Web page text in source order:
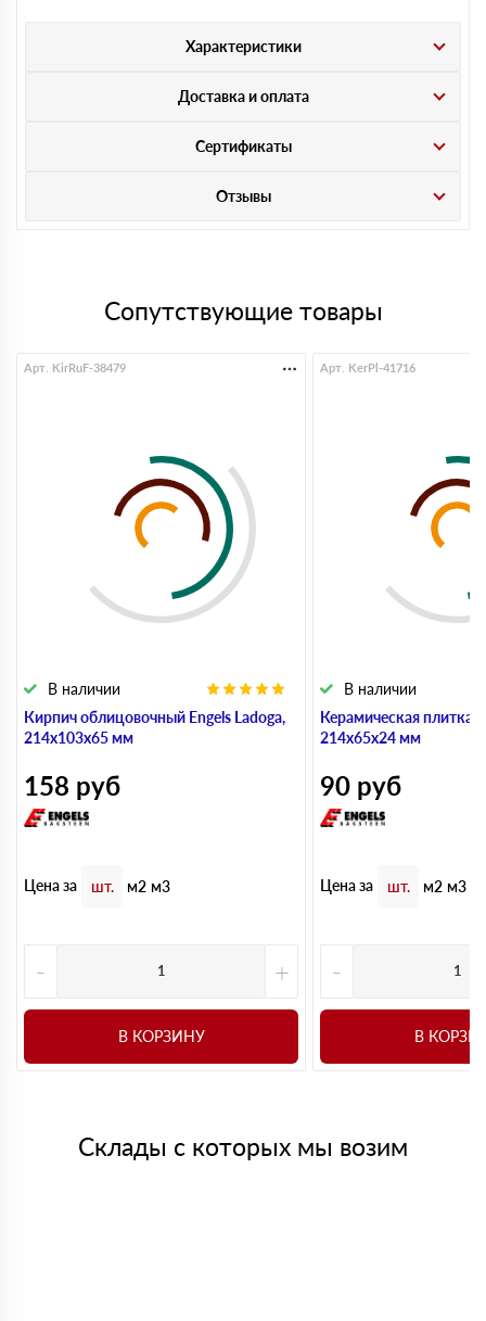
Характеристики
Доставка и оплата
Сертификаты
Отзывы
Сопутствующие товары
Кирпич облицовочный Engels Ladoga,
214х103х65 мм
В наличии
Арт. KirRuF-38479
158 руб
Цена за шт. м2 м3
- +
В КОРЗИНУ
Керамическая плитка
214х65х24 мм
В наличии
Арт. KerPl-41716
90 руб
Цена за шт. м2 м3
-
В
Склады с которых мы возим